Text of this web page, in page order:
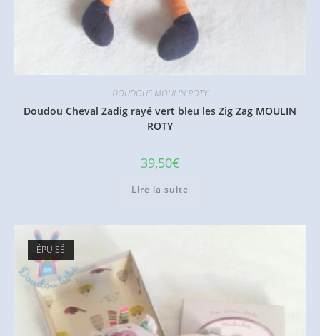
DOUDOUS MOULIN ROTY
Doudou Cheval Zadig rayé vert bleu les Zig Zag MOULIN
ROTY
39,50€
Lire la suite
ÉPUISÉ